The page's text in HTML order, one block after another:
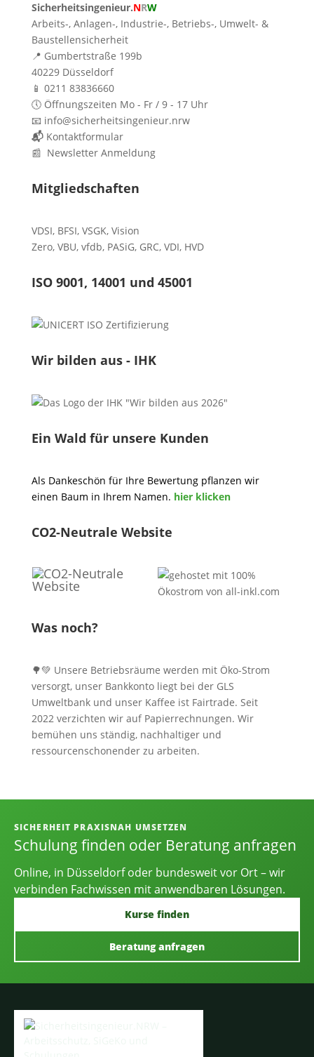
Sicherheitsingenieur.NRW
Arbeits-, Anlagen-, Industrie-, Betriebs-, Umwelt- &
Baustellensicherheit
📍 Gumbertstraße 199b
40229 Düsseldorf
📱 0211 83836660
🕔 Öffnungszeiten Mo - Fr / 9 - 17 Uhr
📧 info@sicherheitsingenieur.nrw
📬 Kontaktformular
📰 Newsletter Anmeldung
Mitgliedschaften
VDSI, BFSI, VSGK, Vision
Zero, VBU, vfdb, PASiG, GRC, VDI, HVD
ISO 9001, 14001 und 45001
Wir bilden aus - IHK
Ein Wald für unsere Kunden
Als Dankeschön für Ihre Bewertung pflanzen wir
einen Baum in Ihrem Namen. hier klicken
CO2-Neutrale Website
Was noch?
🌳💚 Unsere Betriebsräume werden mit Öko-Strom
versorgt, unser Bankkonto liegt bei der GLS
Umweltbank und unser Kaffee ist Fairtrade. Seit
2022 verzichten wir auf Papierrechnungen. Wir
bemühen uns ständig, nachhaltiger und
ressourcenschonender zu arbeiten.
Informationen, Kontakt und
SICHERHEIT PRAXISNAH UMSETZEN
Schulung finden oder Beratung anfragen
Online, in Düsseldorf oder bundesweit vor Ort – wir
verbinden Fachwissen mit anwendbaren Lösungen.
Kurse finden
Beratung anfragen